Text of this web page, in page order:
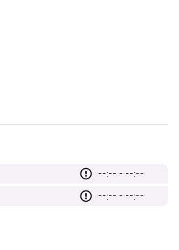
--:-- - --:--
--:-- - --:--